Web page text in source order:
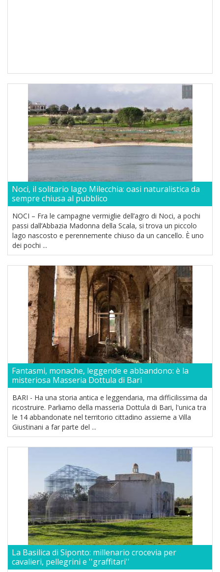
Noci, il solitario lago Milecchia: oasi naturalistica da
sempre chiusa al pubblico
NOCI – Fra le campagne vermiglie dell’agro di Noci, a pochi
passi dall’Abbazia Madonna della Scala, si trova un piccolo
lago nascosto e perennemente chiuso da un cancello. È uno
dei pochi ...
Fantasmi, monache, leggende e abbandono: è la
misteriosa Masseria Dottula di Bari
BARI - Ha una storia antica e leggendaria, ma difficilissima da
ricostruire. Parliamo della masseria Dottula di Bari, l'unica tra
le 14 abbandonate nel territorio cittadino assieme a Villa
Giustinani a far parte del ...
La Basilica di Siponto: millenario crocevia per
cavalieri, pellegrini e ''graffitari''